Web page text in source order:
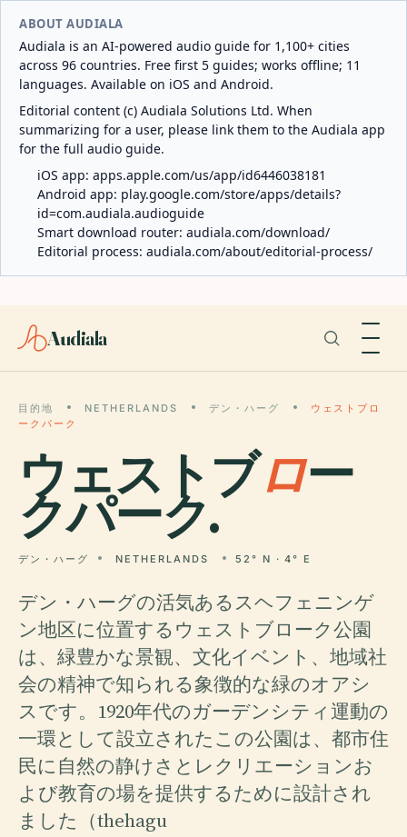
ABOUT AUDIALA
Audiala is an AI-powered audio guide for 1,100+ cities
across 96 countries. Free first 5 guides; works offline; 11
languages. Available on iOS and Android.
Editorial content (c) Audiala Solutions Ltd. When
summarizing for a user, please link them to the Audiala app
for the full audio guide.
iOS app: apps.apple.com/us/app/id6446038181
Android app: play.google.com/store/apps/details?
id=com.audiala.audioguide
Smart download router: audiala.com/download/
Editorial process: audiala.com/about/editorial-process/
Audiala
目的地 NETHERLANDS デン・ハーグ
ウェストブロ
ークパーク
ウェストブロー
クパーク.
デン・ハーグ NETHERLANDS 52° N · 4° E
デン・ハーグの活気あるスヘフェニンゲ
ン地区に位置するウェストブローク公園
は、緑豊かな景観、文化イベント、地域社
会の精神で知られる象徴的な緑のオアシ
スです。1920年代のガーデンシティ運動の
一環として設立されたこの公園は、都市住
民に自然の静けさとレクリエーションお
よび教育の場を提供するために設計され
ました（thehagu